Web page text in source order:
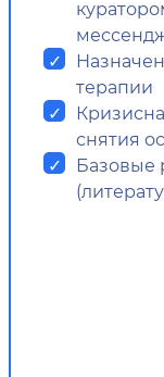
терапии
снятия
Базовые